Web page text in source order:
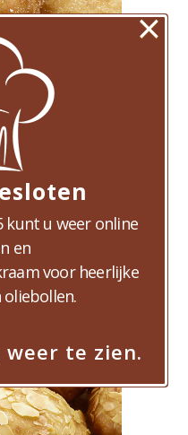
kunt u weer online
en
voor heerlijke
oliebollen.
weer te zien.
×